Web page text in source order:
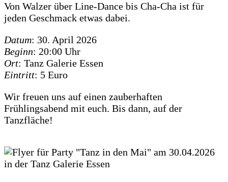
Von Walzer über Line-Dance bis Cha-Cha ist für
jeden Geschmack etwas dabei.
Datum: 30. April 2026
Beginn: 20:00 Uhr
Ort: Tanz Galerie Essen
Eintritt: 5 Euro
Wir freuen uns auf einen zauberhaften
Frühlingsabend mit euch. Bis dann, auf der
Tanzfläche!